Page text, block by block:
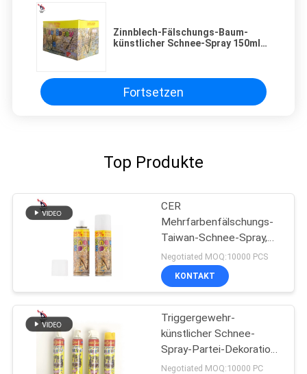
Zinnblech-Fälschungs-Baum-
künstlicher Schnee-Spray 150ml
Fortsetzen
Top Produkte
CER
Mehrfarbenfälschungs-
Taiwan-Schnee-Spray,
harmloser Schnee-Spray
für Hochzeit
Negotiated MOQ:10000 PCS
KONTAKT
Triggergewehr-
künstlicher Schnee-
Spray-Partei-Dekoration
im Freien 1200ml Eco
Negotiated MOQ:10000 PC